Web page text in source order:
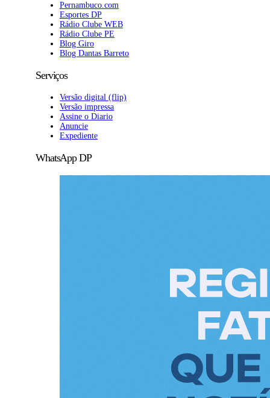
Pernambuco.com
Esportes DP
Rádio Clube WEB
Rádio Clube PE
Blog Giro
Blog Dantas Barreto
Serviços
Versão digital (flip)
Versão impressa
Assine o Diario
Anuncie
Expediente
WhatsApp DP